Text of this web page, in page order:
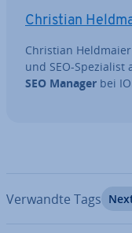
Christian
Christian
und SEO-Spe­zia­list
SEO Manager bei
Verwandte Tags